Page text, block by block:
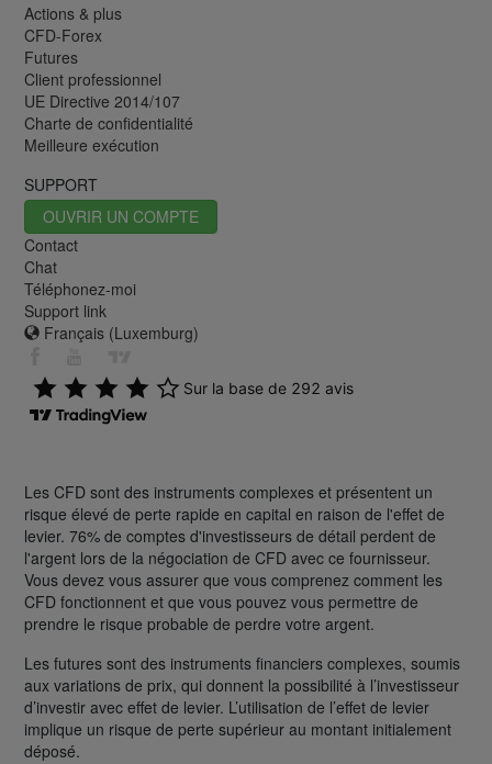
Actions & plus
CFD-Forex
Futures
Client professionnel
UE Directive 2014/107
Charte de confidentialité
Meilleure exécution
SUPPORT
OUVRIR UN COMPTE
Contact
Chat
Téléphonez-moi
Support link
Français (Luxemburg)
Les CFD sont des instruments complexes et présentent un
risque élevé de perte rapide en capital en raison de l'effet de
levier. 76% de comptes d'investisseurs de détail perdent de
l'argent lors de la négociation de CFD avec ce fournisseur.
Vous devez vous assurer que vous comprenez comment les
CFD fonctionnent et que vous pouvez vous permettre de
prendre le risque probable de perdre votre argent.
Les futures sont des instruments financiers complexes, soumis
aux variations de prix, qui donnent la possibilité à l’investisseur
d’investir avec effet de levier. L’utilisation de l’effet de levier
implique un risque de perte supérieur au montant initialement
déposé.